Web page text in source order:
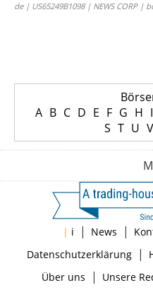
de | US65249B1098 | NEWS CORP |
A B C D E F G H I
S T U V
| i | News |
Datenschutzerklärung|
Über uns | Unsere